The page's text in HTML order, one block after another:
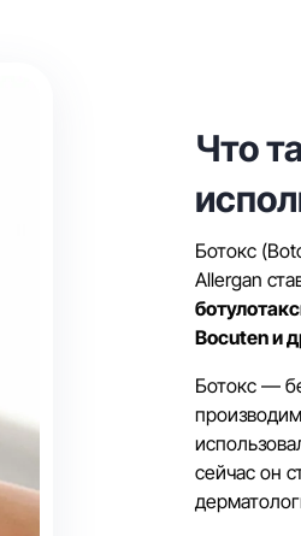
Что
Ботокс
Allergan
Bocuten и
Ботокс —
сейчас он